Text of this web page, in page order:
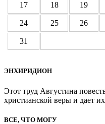
17 18 19
24 25 26
31
ЭНХИРИДИОН
Этот труд Августина
христианской веры и дает
ВСЕ, ЧТО МОГУ